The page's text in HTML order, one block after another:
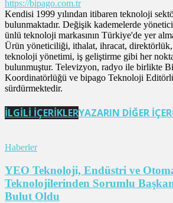
https://bipago.com.tr
Kendisi 1999 yılından itibaren teknoloji
bulunmaktadır. Değişik kademelerde
ünlü teknoloji markasının Türkiye'de yer
Ürün yöneticiliği, ithalat, ihracat,
teknoloji yönetimi, iş geliştirme gibi her
bulunmuştur. Televizyon, radyo ile birlikte
Koordinatörlüğü ve bipago Teknoloji
sürdürmektedir.
İLGİLİ İÇERİKLERYAZARIN DİĞER
Haberler
YEO Teknoloji, Endüstri ve
Teknolojilerinden Sorumlu
Bulut Oldu